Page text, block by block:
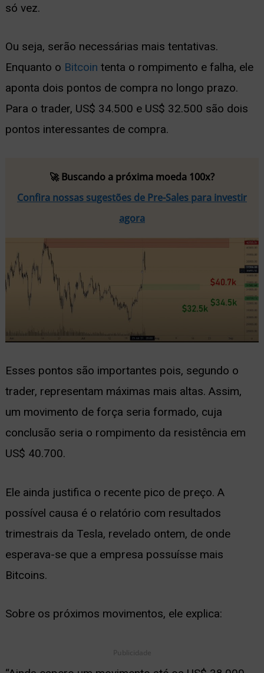
só vez.
Ou seja, serão necessárias mais tentativas.
Enquanto o Bitcoin tenta o rompimento e falha, ele
aponta dois pontos de compra no longo prazo.
Para o trader, US$ 34.500 e US$ 32.500 são dois
pontos interessantes de compra.
🚀 Buscando a próxima moeda 100x?
Confira nossas sugestões de Pre-Sales para investir
agora
Esses pontos são importantes pois, segundo o
trader, representam máximas mais altas. Assim,
um movimento de força seria formado, cuja
conclusão seria o rompimento da resistência em
US$ 40.700.
Ele ainda justifica o recente pico de preço. A
possível causa é o relatório com resultados
trimestrais da Tesla, revelado ontem, de onde
esperava-se que a empresa possuísse mais
Bitcoins.
Sobre os próximos movimentos, ele explica:
Publicidade